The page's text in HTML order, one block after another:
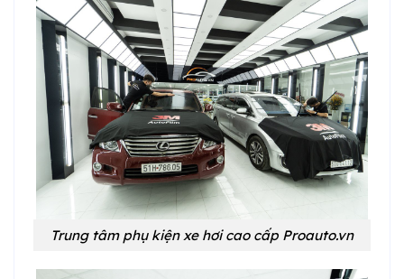
Trung tâm phụ kiện xe hơi cao cấp Proauto.vn